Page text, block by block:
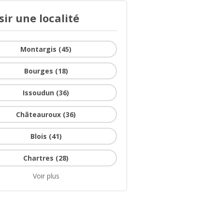
une localité
Montargis (45)
Bourges (18)
Issoudun (36)
Châteauroux (36)
Blois (41)
Chartres (28)
Voir plus